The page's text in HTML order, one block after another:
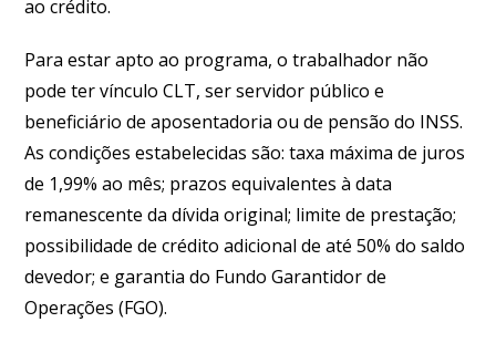
ao crédito.
Para estar apto ao programa, o trabalhador não
pode ter vínculo CLT, ser servidor público e
beneficiário de aposentadoria ou de pensão do INSS.
As condições estabelecidas são: taxa máxima de juros
de 1,99% ao mês; prazos equivalentes à data
remanescente da dívida original; limite de prestação;
possibilidade de crédito adicional de até 50% do saldo
devedor; e garantia do Fundo Garantidor de
Operações (FGO).